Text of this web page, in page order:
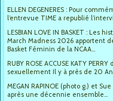
ELLEN DEGENERES : Pour
l’entrevue TIME a republié
LESBIAN LOVE IN BASKET : Les
March Madness 2026 apportent
Basket Féminin de la NCAA...
RUBY ROSE ACCUSE KATY
sexuellement Il y à près de 20
MEGAN RAPINOE (photo g.) et
après une décennie ensemble...